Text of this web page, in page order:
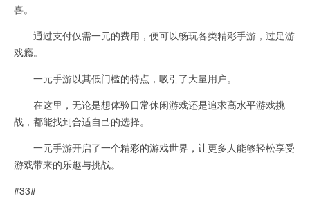
喜。
通过支付仅需一元的费用，便可以畅玩各类精彩手游，过足游
戏瘾。
一元手游以其低门槛的特点，吸引了大量用户。
在这里，无论是想体验日常休闲游戏还是追求高水平游戏挑
战，都能找到合适自己的选择。
一元手游开启了一个精彩的游戏世界，让更多人能够轻松享受
游戏带来的乐趣与挑战。
#33#